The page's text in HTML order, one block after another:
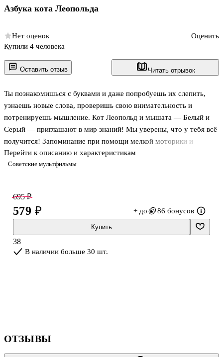
Оставить отзыв Читать отрывок
Советские мультфильмы
Ты познакомишься с буквами и даже попробуешь их слепить,
узнаешь новые слова, проверишь свою внимательность и
потренируешь мышление. Кот Леопольд и мышата — Белый и
Серый — приглашают в мир знаний! Мы уверены, что у тебя всё
получится! Запоминание при помощи мелкой моторики и
ассоциаций, с красочными рисунками, познавательными
блоками и увлекательными заданиями принесёт детям радость и
Перейти к описанию и характеристикам
Азбука кота Леопольда
Нет оценок
Оценить
Купили 4 человека
695 ₽
579 ₽ + до 86 бонусов
Купить
38
В наличии больше 30 шт.
ОТЗЫВЫ